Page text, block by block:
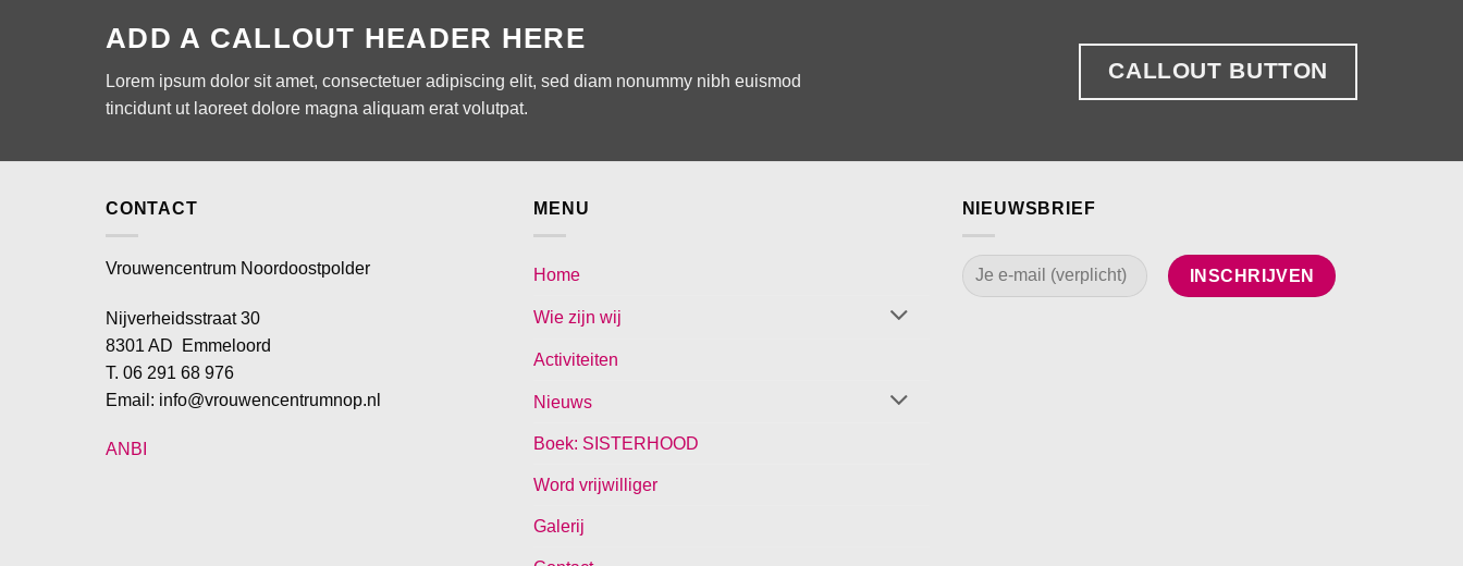
ADD A CALLOUT HEADER HERE
Lorem ipsum dolor sit amet, consectetuer adipiscing elit, sed diam nonummy nibh euismod
tincidunt ut laoreet dolore magna aliquam erat volutpat.
CALLOUT BUTTON
CONTACT
Vrouwencentrum Noordoostpolder
Nijverheidsstraat 30
8301 AD Emmeloord
T. 06 291 68 976
Email: info@vrouwencentrumnop.nl
ANBI
MENU
Home
Wie zijn wij
Activiteiten
Nieuws
Boek: SISTERHOOD
Word vrijwilliger
Galerij
NIEUWSBRIEF